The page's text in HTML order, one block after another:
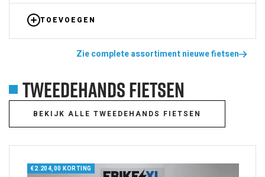
TOEVOEGEN
Zie complete assortiment nieuwe fietsen
TWEEDEHANDS FIETSEN
BEKIJK ALLE TWEEDEHANDS FIETSEN
€2.204,00 KORTING